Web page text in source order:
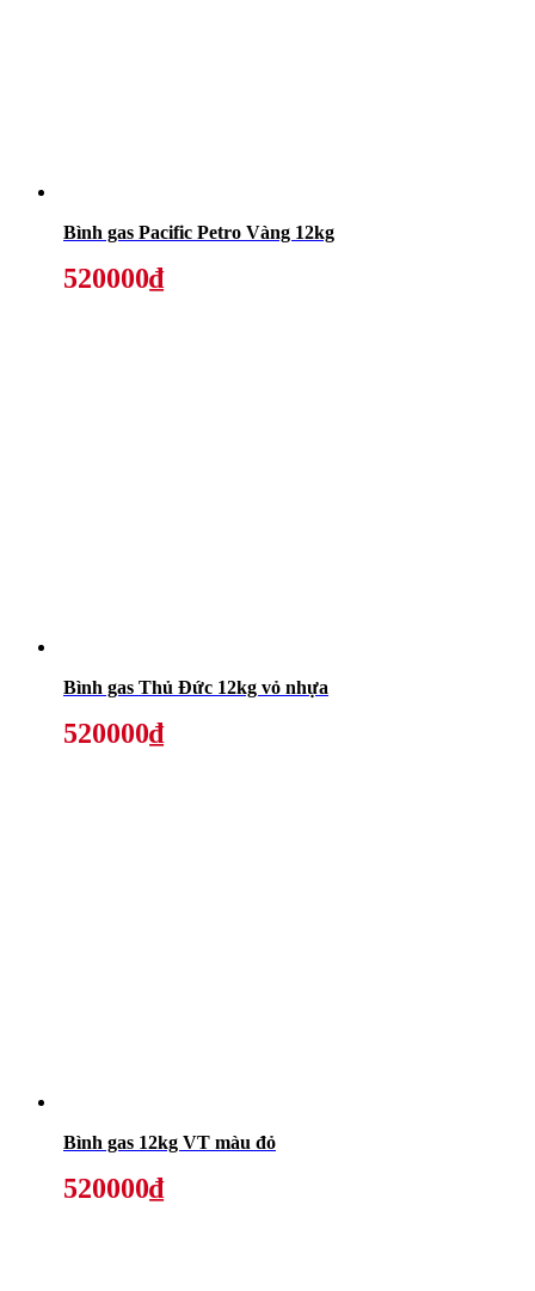
Bình gas Pacific Petro Vàng 12kg
520000₫
Bình gas Thủ Đức 12kg vỏ nhựa
520000₫
Bình gas 12kg VT màu đỏ
520000₫